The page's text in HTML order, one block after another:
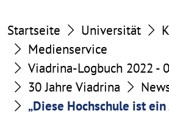
Startseite Universität
Medienservice
Viadrina-Logbuch 2022 -
30 Jahre Viadrina
„Diese Hochschule ist ein